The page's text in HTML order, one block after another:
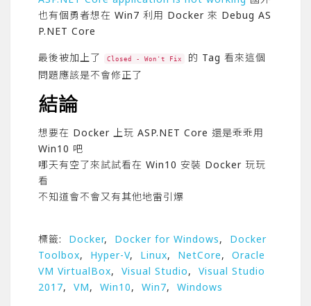
也有個勇者想在 Win7 利用 Docker 來 Debug AS
P.NET Core
最後被加上了
Closed - Won't Fix
的 Tag 看來這個
問題應該是不會修正了
結論
想要在 Docker 上玩 ASP.NET Core 還是乖乖用
Win10 吧
哪天有空了來試試看在 Win10 安裝 Docker 玩玩
看
不知道會不會又有其他地雷引爆
標籤: Docker, Docker for Windows,
Docker
Toolbox, Hyper-V, Linux, NetCore,
Oracle
VM VirtualBox, Visual Studio,
Visual Studio
2017, VM, Win10, Win7, Windows